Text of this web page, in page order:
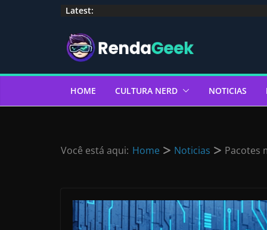
Latest:
HOME CULTURA NERD NOTICIAS
Você está aqui: Home Noticias Pacotes